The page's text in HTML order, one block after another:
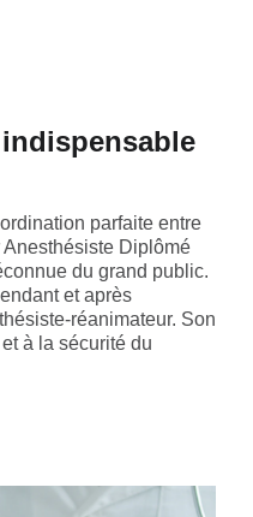
parfaite entre
Anesthésiste Diplômé
du grand public.
et après
réanimateur. Son
à la sécurité du